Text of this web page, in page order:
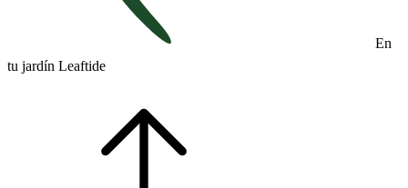
En
tu jardín Leaftide